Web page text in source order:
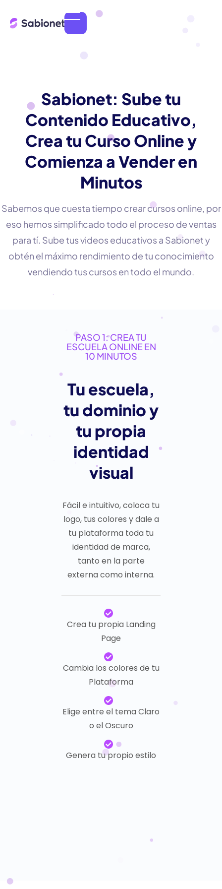
Sabionet: Sube tu
Contenido Educativo,
Crea tu Curso Online y
Comienza a Vender en
Minutos
Sabemos que cuesta tiempo crear cursos online, por
eso hemos simplificado todo el proceso de ventas
para tí. Sube tus videos educativos a Sabionet y
obtén el máximo rendimiento de tu conocimiento
vendiendo tus cursos en todo el mundo.
PASO 1: CREA TU
ESCUELA ONLINE EN
10 MINUTOS
Tu escuela,
tu dominio y
tu propia
identidad
visual
Fácil e intuitivo, coloca tu
logo, tus colores y dale a
tu plataforma toda tu
identidad de marca,
tanto en la parte
externa como interna.
Crea tu propia Landing
Page
Cambia los colores de tu
Plataforma
Elige entre el tema Claro
o el Oscuro
Genera tu propio estilo